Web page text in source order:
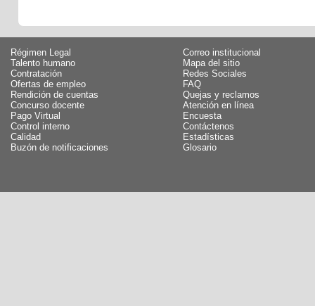
Régimen Legal
Talento humano
Contratación
Ofertas de empleo
Rendición de cuentas
Concurso docente
Pago Virtual
Control interno
Calidad
Buzón de notificaciones
Correo institucional
Mapa del sitio
Redes Sociales
FAQ
Quejas y reclamos
Atención en línea
Encuesta
Contáctenos
Estadísticas
Glosario